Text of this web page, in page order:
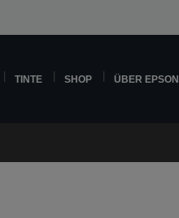
TINTE SHOP ÜBER EPSON